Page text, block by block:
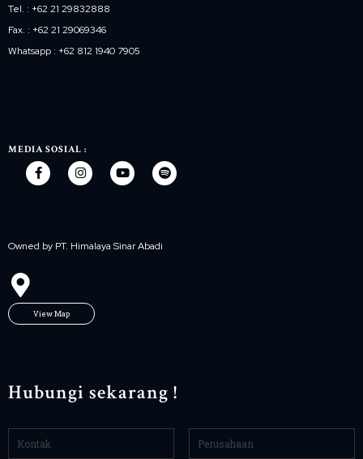
Tel. : +62 21 29832888
Fax. : +62 21 29069346
Whatsapp : +62 812 1940 7905
MEDIA SOSIAL :
Owned by PT. Himalaya Sinar Abadi
View Map
Hubungi sekarang !